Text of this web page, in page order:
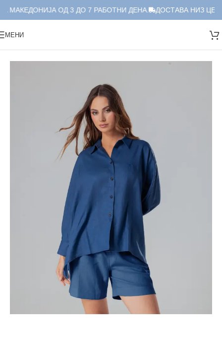
МАКЕДОНИЈА ОД 3 ДО 7 РАБОТНИ ДЕНА. ДОСТАВА НИЗ
МЕНИ